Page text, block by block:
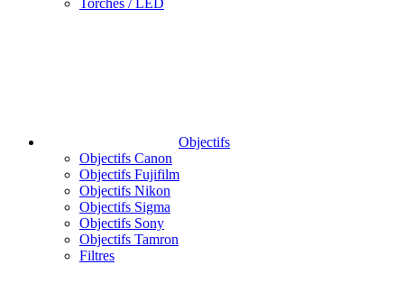
Torches / LED
Objectifs
Objectifs Canon
Objectifs Fujifilm
Objectifs Nikon
Objectifs Sigma
Objectifs Sony
Objectifs Tamron
Filtres